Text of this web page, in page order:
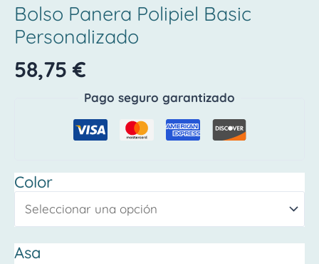
Bolso Panera Polipiel Basic
Personalizado
58,75€
Pago seguro garantizado
Color
Asa